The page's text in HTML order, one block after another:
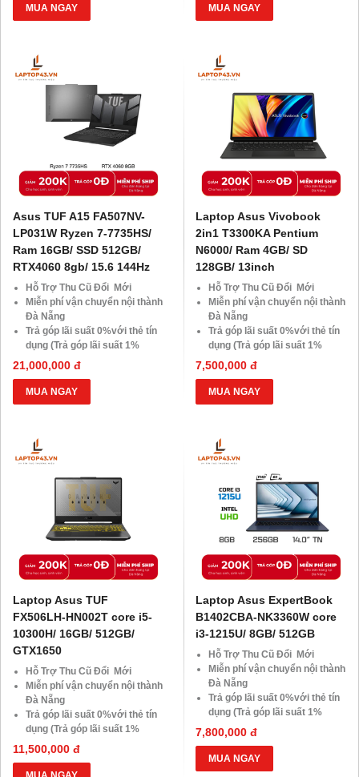
Giảm 20%khi nâng cấp Ram-
SSD
10.000 Voucher Giảm
Giá 500.000đ
MUA NGAY
Giảm 20%khi nâng cấp Ram-
SSD
10.000 Voucher Giảm
Giá 500.000đ
MUA NGAY
Asus TUF A15 FA507NV-
LP031W Ryzen 7-7735HS/
Ram 16GB/ SSD 512GB/
RTX4060 8gb/ 15.6 144Hz
Hỗ Trợ Thu Cũ Đổi Mới
Miễn phí vận chuyển nội thành
Đà Nẵng
Trả góp lãi suất 0%với thẻ tín
dụng (Trả góp lãi suất 1%
HDsaison - chỉ cần CMND
BLX hoặc hộ khẩu gốc )
Giảm 20%khi nâng cấp Ram-
SSD
10.000 Voucher Giảm
Giá 500.000đ
21,000,000 đ
MUA NGAY
Laptop Asus Vivobook
2in1 T3300KA Pentium
N6000/ Ram 4GB/ SD
128GB/ 13inch
Hỗ Trợ Thu Cũ Đổi Mới
Miễn phí vận chuyển nội thành
Đà Nẵng
Trả góp lãi suất 0%với thẻ tín
dụng (Trả góp lãi suất 1%
HDsaison - chỉ cần CMND
BLX hoặc hộ khẩu gốc )
Giảm 20%khi nâng cấp Ram-
SSD
10.000 Voucher Giảm
Giá 500.000đ
7,500,000 đ
MUA NGAY
Laptop Asus TUF
FX506LH-HN002T core i5-
10300H/ 16GB/ 512GB/
GTX1650
Hỗ Trợ Thu Cũ Đổi Mới
Miễn phí vận chuyển nội thành
Đà Nẵng
Trả góp lãi suất 0%với thẻ tín
dụng (Trả góp lãi suất 1%
HDsaison - chỉ cần CMND
BLX hoặc hộ khẩu gốc )
Giảm 20%khi nâng cấp Ram-
11,500,000 đ
Laptop Asus ExpertBook
B1402CBA-NK3360W core
i3-1215U/ 8GB/ 512GB
Hỗ Trợ Thu Cũ Đổi Mới
Miễn phí vận chuyển nội thành
Đà Nẵng
Trả góp lãi suất 0%với thẻ tín
dụng (Trả góp lãi suất 1%
HDsaison - chỉ cần CMND
BLX hoặc hộ khẩu gốc )
Giảm 20%khi nâng cấp Ram-
SSD
7,800,000 đ
MUA NGAY